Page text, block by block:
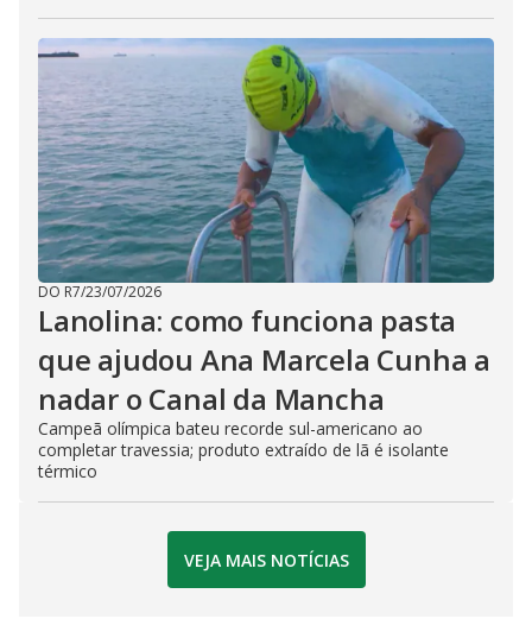
DO R7/23/07/2026
Lanolina: como funciona pasta
que ajudou Ana Marcela Cunha a
nadar o Canal da Mancha
Campeã olímpica bateu recorde sul-americano ao
completar travessia; produto extraído de lã é isolante
térmico
VEJA MAIS NOTÍCIAS